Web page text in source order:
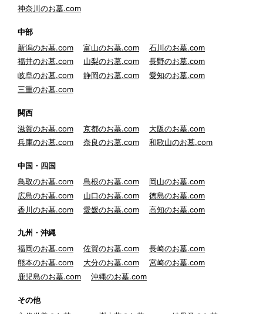
神奈川のお墓.com
中部
新潟のお墓.com
富山のお墓.com
石川のお墓.com
福井のお墓.com
山梨のお墓.com
長野のお墓.com
岐阜のお墓.com
静岡のお墓.com
愛知のお墓.com
三重のお墓.com
関西
滋賀のお墓.com
京都のお墓.com
大阪のお墓.com
兵庫のお墓.com
奈良のお墓.com 和歌山のお墓.com
中国・四国
鳥取のお墓.com
島根のお墓.com
岡山のお墓.com
広島のお墓.com
山口のお墓.com
徳島のお墓.com
香川のお墓.com
愛媛のお墓.com 高知のお墓.com
九州・沖縄
福岡のお墓.com
佐賀のお墓.com
長崎のお墓.com
熊本のお墓.com
大分のお墓.com
宮崎のお墓.com
鹿児島のお墓.com
沖縄のお墓.com
その他